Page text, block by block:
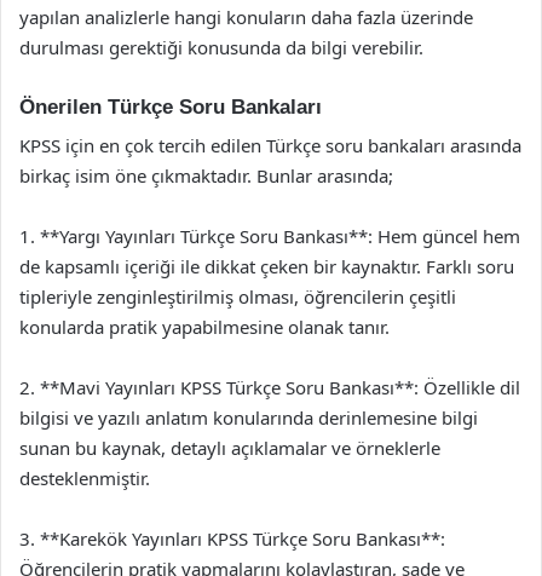
yapılan analizlerle hangi konuların daha fazla üzerinde
durulması gerektiği konusunda da bilgi verebilir.
Önerilen Türkçe Soru Bankaları
KPSS için en çok tercih edilen Türkçe soru bankaları arasında
birkaç isim öne çıkmaktadır. Bunlar arasında;
1. **Yargı Yayınları Türkçe Soru Bankası**: Hem güncel hem
de kapsamlı içeriği ile dikkat çeken bir kaynaktır. Farklı soru
tipleriyle zenginleştirilmiş olması, öğrencilerin çeşitli
konularda pratik yapabilmesine olanak tanır.
2. **Mavi Yayınları KPSS Türkçe Soru Bankası**: Özellikle dil
bilgisi ve yazılı anlatım konularında derinlemesine bilgi
sunan bu kaynak, detaylı açıklamalar ve örneklerle
desteklenmiştir.
3. **Karekök Yayınları KPSS Türkçe Soru Bankası**:
Öğrencilerin pratik yapmalarını kolaylaştıran, sade ve